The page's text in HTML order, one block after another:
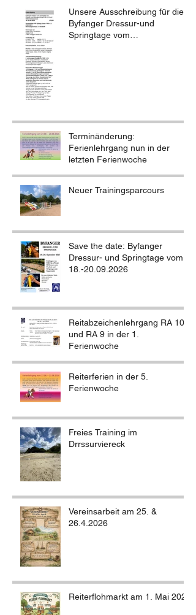
Unsere Ausschreibung für die
Byfanger Dressur-und
Springtage vom
Terminänderung:
Ferienlehrgang nun in der
letzten Ferienwoche
Neuer Trainingsparcours
Save the date: Byfanger
Dressur- und Springtage vom
18.-20.09.2026
Reitabzeichenlehrgang RA 10
und RA 9 in der 1.
Ferienwoche
Reiterferien in der 5.
Ferienwoche
Freies Training im
Drrssurviereck
Vereinsarbeit am 25. &
26.4.2026
Reiterflohmarkt am 1. Mai 2026